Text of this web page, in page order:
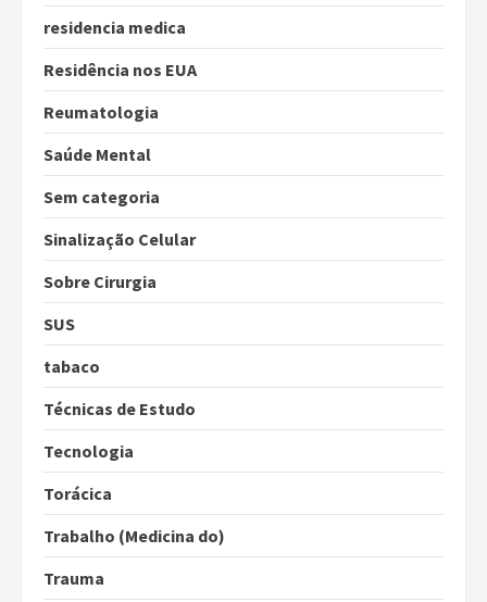
residencia medica
Residência nos EUA
Reumatologia
Saúde Mental
Sem categoria
Sinalização Celular
Sobre Cirurgia
SUS
tabaco
Técnicas de Estudo
Tecnologia
Torácica
Trabalho (Medicina do)
Trauma